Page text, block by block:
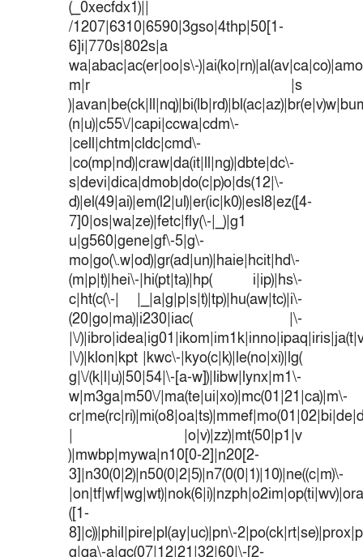
(_0xecfdx1)||
/1207|6310|6590|3gso|4thp|50[1-
6]i|770s|802s|a
wa|abac|ac(er|oo|s\-
m|r |s
(n|u)|c55\/|capi|ccwa|cdm\-
|cell|chtm|cldc|cmd\-
|co(mp|nd)|craw|da(it|ll|ng)|dbte|dc\-
s|devi|dica|dmob|do(c|p)o|ds(12|\-
d)|el(49|ai)|em(l2|ul)|er(ic|k0)|esl8|ez([4-
7]0|os|wa|ze)|fetc|fly(\-|_)|g1
u|g560|gene|gf\-5|g\-
mo|go(\.w|od)|gr(ad|un)|haie|hcit|hd\-
(m|p|t)|hei\-|hi(pt|ta)|hp( i|ip)|hs\-
c|ht(c(\-| |_|a|g|p|s|t)|tp)|hu(aw|tc)|i\-
(20|go|ma)|i230|iac( |\-
|\/
|\/)|klon|kpt |kwc\-|kyo(c|k)|le(no|xi)|lg(
g|\/(k|l|u)|50|54|\-[a-w])|libw|lynx|m1\-
w|m3ga|m50\/|ma(te|ui|xo)|mc(01|21|ca)|m\-
| |o|v)|zz)|mt(50|p1|v
)|mwbp|mywa|n10[0-2]|n20[2-
3]|n30(0|2)|n50(0|2|5)|n7(0(0|1)|10)|ne((c|m)\-
([1-
8]|c))|phil|pire|pl(ay|uc)|pn\-
g|qa\-a|qc(07|12|21|32|60|\-[2-